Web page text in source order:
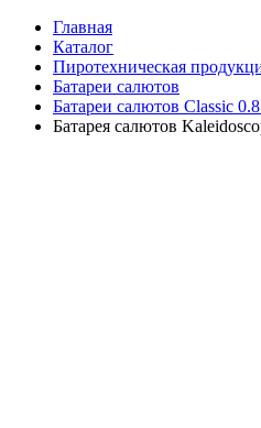
Главная
Каталог
Пиротехническая
Батареи салютов
Батареи салютов Classic
Батарея салютов